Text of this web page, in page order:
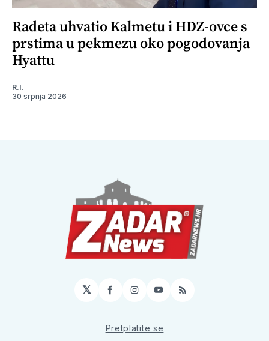
Radeta uhvatio Kalmetu i HDZ-ovce s
prstima u pekmezu oko pogodovanja
Hyattu
R.I.
30 srpnja 2026
𝕏 Facebook
Instagram
YouTube
RSS
Pretplatite se